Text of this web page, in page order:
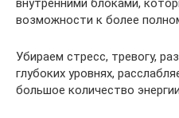
внутренними блоками,
возможности к более
Убираем стресс, тревогу,
глубоких уровнях,
большое количество